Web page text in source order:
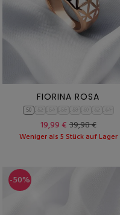
FIORINA ROSA
50
19,99 €39,98 €
Weniger als 5 Stück auf Lager
-50%